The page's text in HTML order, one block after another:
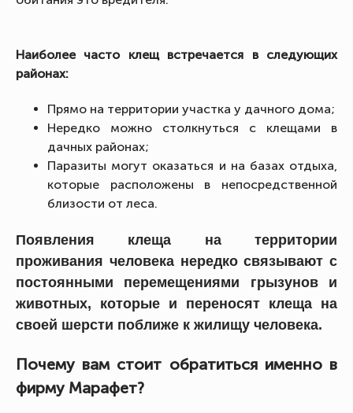
Наиболее часто клещ встречается в следующих
районах:
Прямо на территории участка у дачного дома;
Нередко можно столкнуться с клещами в
дачных районах;
Паразиты могут оказаться и на базах отдыха,
которые расположены в непосредственной
близости от леса.
Появления клеща на территории
проживания человека нередко связывают с
постоянными перемещениями грызунов и
животных, которые и переносят клеща на
своей шерсти поближе к жилищу человека.
Почему вам стоит обратиться именно в
фирму Марафет?